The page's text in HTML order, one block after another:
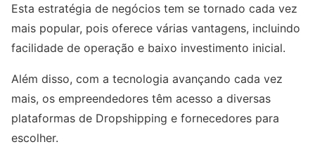
Esta estratégia de negócios tem se tornado cada vez
mais popular, pois oferece várias vantagens, incluindo
facilidade de operação e baixo investimento inicial.
Além disso, com a tecnologia avançando cada vez
mais, os empreendedores têm acesso a diversas
plataformas de Dropshipping e fornecedores para
escolher.